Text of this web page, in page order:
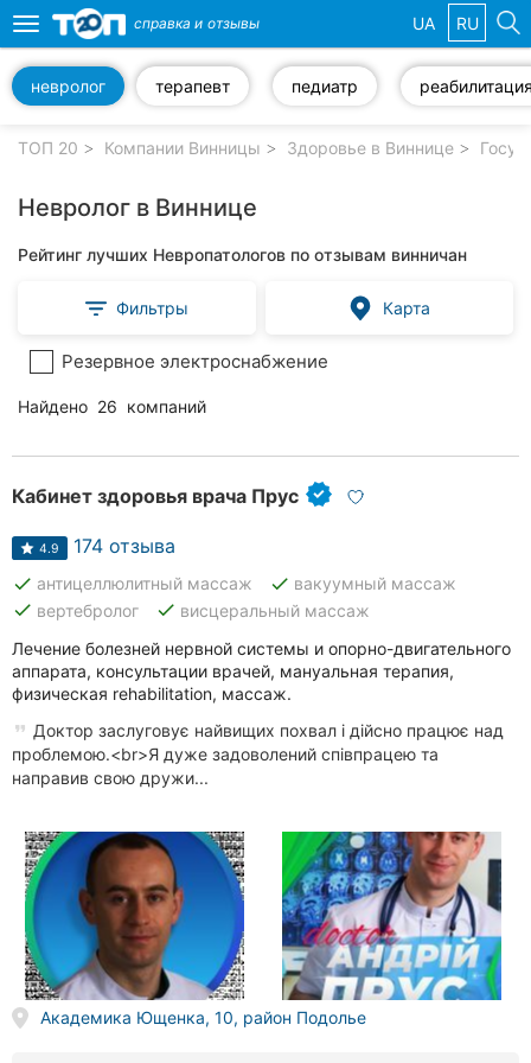
компании
Популярные
клиники
Частные
клиники
Автошколы
Рестораны
Все
рубрики
города:
Винница
Житомир
Тернополь
Toggle
navigation
справка и отзывы UA RU
терапевт педиатр
невролог
ТОП 20 Компании Винницы Здоровье в Виннице
Невролог в Виннице
Рейтинг лучших Невропатологов по отзывам винничан
Фильтры Карта
Резервное электроснабжение
Найдено 26 компаний
Кабинет здоровья врача Прус
4.9 174 отзыва
done антицеллюлитный массаж done вакуумный массаж
done вертебролог done висцеральный массаж
Лечение болезней нервной системы и опорно-двигательного
аппарата, консультации врачей, мануальная терапия,
физическая rehabilitation, массаж.
Доктор заслуговує найвищих похвал і дійсно працює над
проблемою.<br>Я дуже задоволений співпрацею та
направив свою дружи...
Академика Ющенка, 10, район Подолье